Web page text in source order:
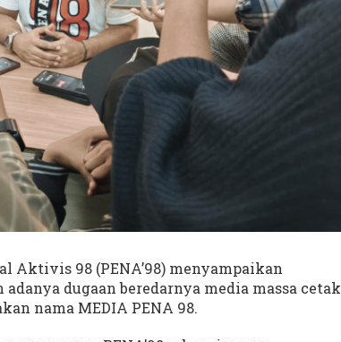
Aktivis 98 (PENA’98) menyampaikan
dugaan beredarnya media massa cetak
nama MEDIA PENA 98.